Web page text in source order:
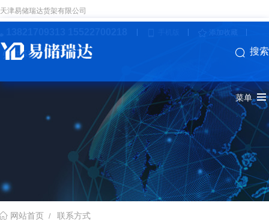
天津易储瑞达货架有限公司
添加收藏
联系我们
菜单
搜索
网站首页 联系方式